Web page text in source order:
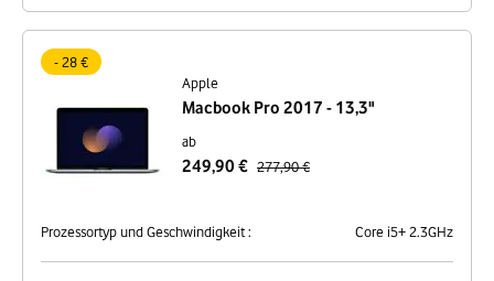
- 28 €
Apple
Macbook Pro 2017 - 13,3"
ab
249,90 € 277,90 €
Prozessortyp und Geschwindigkeit : Core i5+ 2.3GHz